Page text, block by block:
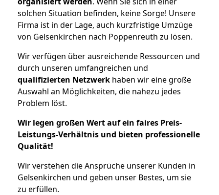
solchen Situation befinden, keine Sorge! Unsere
Firma ist in der Lage, auch kurzfristige Umzüge
von Gelsenkirchen nach Poppenreuth zu lösen.
Wir verfügen über ausreichende Ressourcen und
durch unseren umfangreichen und
qualifizierten Netzwerk haben wir eine große
Auswahl an Möglichkeiten, die nahezu jedes
Problem löst.
Wir legen großen Wert auf ein faires Preis-
Leistungs-Verhältnis und bieten professionelle
Qualität!
Wir verstehen die Ansprüche unserer Kunden in
Gelsenkirchen und geben unser Bestes, um sie
zu erfüllen.